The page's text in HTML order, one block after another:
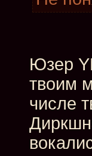
Юзер
твоим
числе